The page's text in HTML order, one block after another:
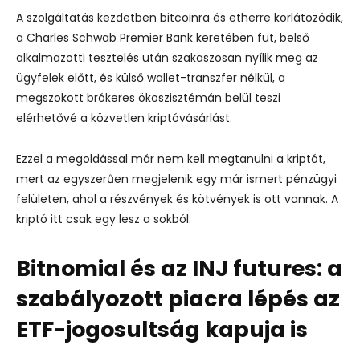
A szolgáltatás kezdetben bitcoinra és etherre korlátozódik,
a Charles Schwab Premier Bank keretében fut, belső
alkalmazotti tesztelés után szakaszosan nyílik meg az
ügyfelek előtt, és külső wallet-transzfer nélkül, a
megszokott brókeres ökoszisztémán belül teszi
elérhetővé a közvetlen kriptóvásárlást.
Ezzel a megoldással már nem kell megtanulni a kriptót,
mert az egyszerűen megjelenik egy már ismert pénzügyi
felületen, ahol a részvények és kötvények is ott vannak. A
kriptó itt csak egy lesz a sokból.
Bitnomial és az INJ futures: a
szabályozott piacra lépés az
ETF-jogosultság kapuja is